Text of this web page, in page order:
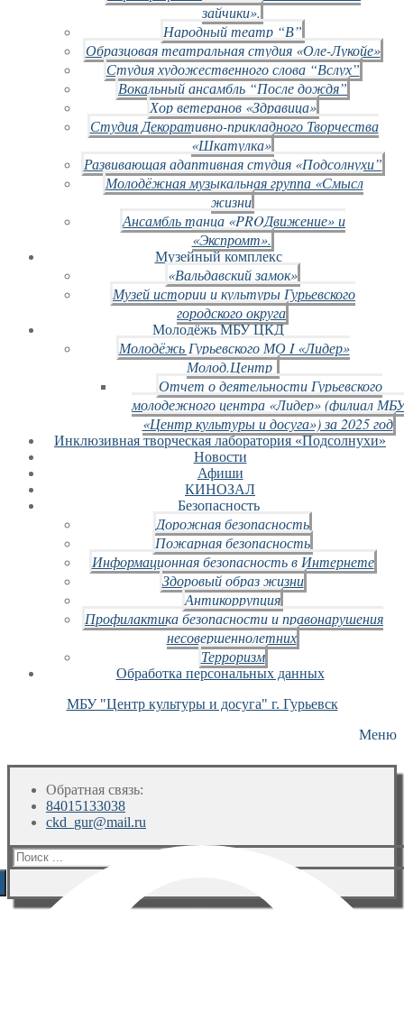
зайчики».
Народный театр “В”
Образцовая театральная студия «Оле-Лукойе»
Студия художественного слова “Вслух”
Вокальный ансамбль “После дождя”
Хор ветеранов «Здравица»
Студия Декоративно-прикладного Творчества
«Шкатулка»
Развивающая адаптивная студия «Подсолнухи”
Молодёжная музыкальная группа «Смысл
жизни
Ансамбль танца «PROДвижение» и
«Экспромт».
Музейный комплекс
«Вальдавский замок»
Музей истории и культуры Гурьевского
городского округа
Молодёжь МБУ ЦКД
Молодёжь Гурьевского МО I «Лидер»
Молод.Центр
Отчет о деятельности Гурьевского
молодежного центра «Лидер» (филиал
«Центр культуры и досуга») за 2025 год
Инклюзивная творческая лаборатория «Подсолнухи»
Новости
Афиши
КИНОЗАЛ
Безопасность
Дорожная безопасность
Пожарная безопасность
Информационная безопасность в Интернете
Здоровый образ жизни
Антикоррупция
Профилактика безопасности и правонарушения
несовершеннолетних
Терроризм
Обработка персональных данных
МБУ "Центр культуры и досуга" г. Гурьевск
Меню
Обратная связь:
84015133038
ckd_gur@mail.ru
Искать: